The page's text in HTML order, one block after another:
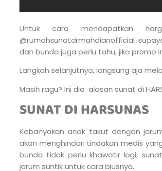
Untuk cara mendapatkan
@rumahsunatdrmahdianofficial
dan bunda juga perlu tahu, jika
Langkah selanjutnya, langsung aja
Masih ragu? Ini dia alasan sunat di
SUNAT DI HARSUNAS
Kebanyakan anak takut dengan
akan menghindari tindakan medis
bunda tidak perlu khawatir lagi,
jarum suntik untuk cara biusnya.